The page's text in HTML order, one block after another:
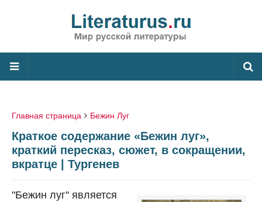
Главная страница Бежин Луг
Краткое содержание «Бежин луг»,
краткий пересказ, сюжет, в сокращении,
вкратце | Тургенев
"Бежин луг" является